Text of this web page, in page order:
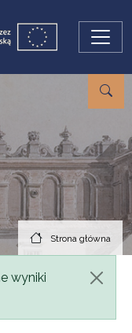
Strona główna
wyniki